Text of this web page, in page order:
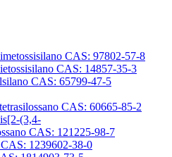
CAS: 97802-57-8
CAS: 14857-35-3
CAS: 65799-47-5
CAS: 60665-85-2
(3,4-
CAS: 121225-98-7
1239602-38-0